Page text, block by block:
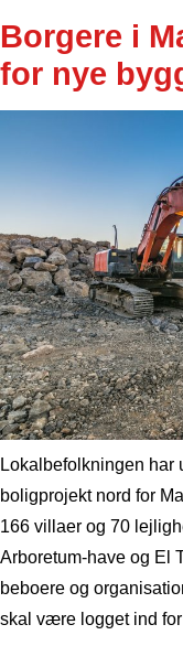
Borgere i
for nye
Lokalbefolkningen har
boligprojekt nord for
166 villaer og 70
Arboretum-have og El
beboere og
skal være logget ind